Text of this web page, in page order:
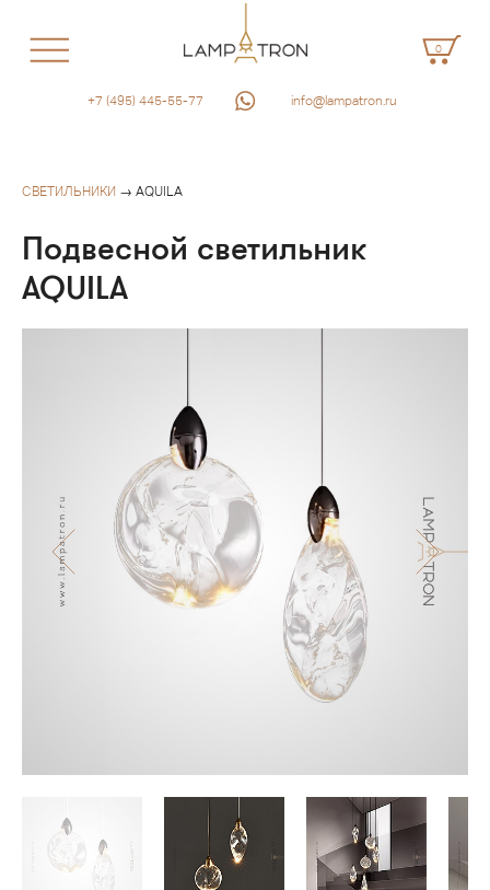
0
+7 (495) 445-55-77 info@lampatron.ru
СВЕТИЛЬНИКИ → AQUILA
Подвесной светильник
AQUILA